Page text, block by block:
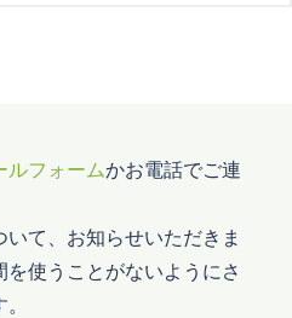
ルフォームかお電話でご連
て、お知らせいただきま
使うことがないようにさ